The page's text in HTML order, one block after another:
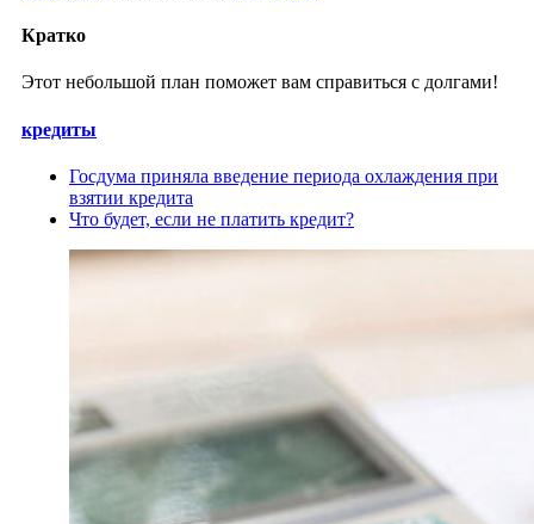
Кратко
Этот небольшой план поможет вам справиться с долгами!
кредиты
Госдума приняла введение периода охлаждения при
взятии кредита
Что будет, если не платить кредит?